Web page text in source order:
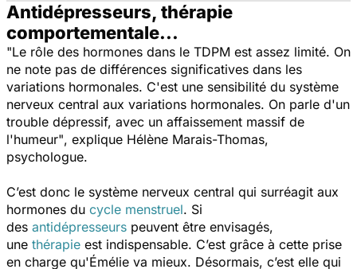
Antidépresseurs, thérapie
comportementale...
"Le rôle des hormones dans le TDPM est assez limité. On
ne note pas de différences significatives dans les
variations hormonales. C'est une sensibilité du système
nerveux central aux variations hormonales. On parle d'un
trouble dépressif, avec un affaissement massif de
l'humeur", explique Hélène Marais-Thomas,
psychologue.
C’est donc le système nerveux central qui surréagit aux
hormones du cycle menstruel. Si
des antidépresseurs peuvent être envisagés,
une thérapie est indispensable. C’est grâce à cette prise
en charge qu'Émélie va mieux. Désormais, c’est elle qui